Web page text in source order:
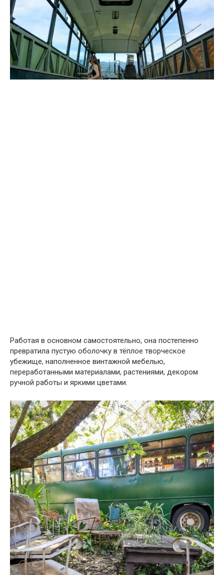
Работая в основном самостоятельно, она постепенно
превратила пустую оболочку в тёплое творческое
убежище, наполненное винтажной мебелью,
переработанными материалами, растениями, декором
ручной работы и яркими цветами.